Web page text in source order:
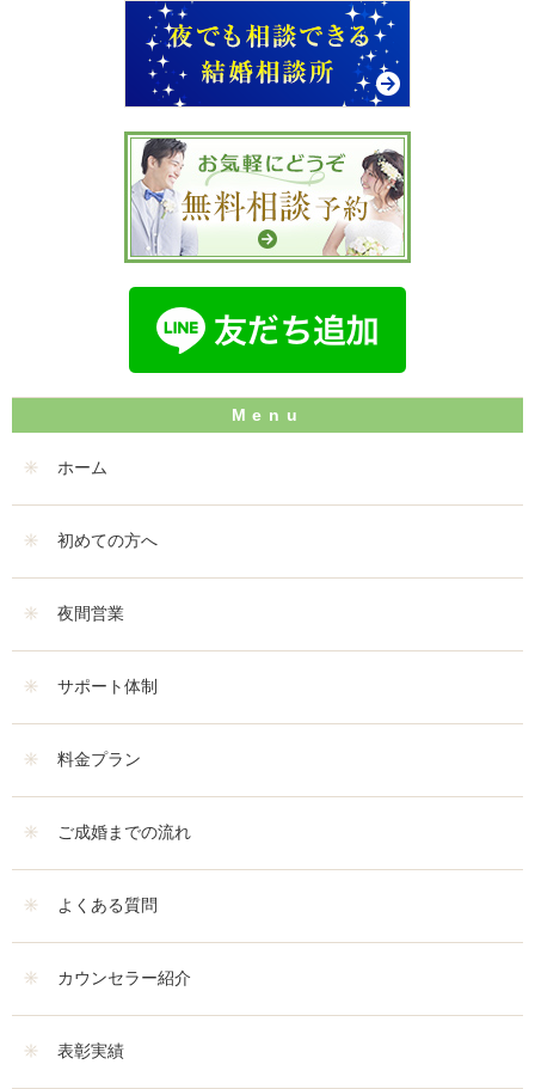
ホーム
初めての方へ
夜間営業
サポート体制
料金プラン
ご成婚までの流れ
よくある質問
カウンセラー紹介
表彰実績